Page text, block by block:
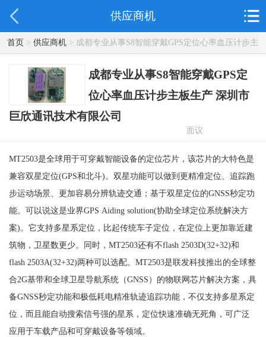
供应商机
首页> 供应商机> 成都专业从事S8智能穿戴GPS定位心率血压计步主
板生产 深圳市巨欣通讯技术有限公司
成都专业从事S8智能穿戴GPS定
位心率血压计步主板生产 深圳市
巨欣通讯技术有限公司
面议
MT2503是全球用于可穿戴智能设备的定位芯片，该芯片的大特色是
兼容双星定位(GPS和北斗)。双星功能可以做到更精准定位、追踪跑
步运动场景、更加容易分辨轨迹交通；基于双星定位的GNSS秒定功
能。可以说这是业界GPS Aiding solution(协助全球定位系统解决方
案)。它支持多星系定位，比起传统车子定位，在定位上更加靠近建
筑物，卫星数更少。同时，MT2503还有不flash 2503D(32+32)和
flash 2503A(32+32)两种可以选配。MT2503是联发科技推出的全球整
合2G基带和全球卫星导航系统（GNSS）的物联网芯片解决方案，具
备GNSS秒定功能和极低耗电精准轨迹追踪功能，不仅支持多星系定
位，而且能自动搜索信号强的星系，定位快速准确无死角，可广泛
应用于车载产品和可穿戴设备等领域。